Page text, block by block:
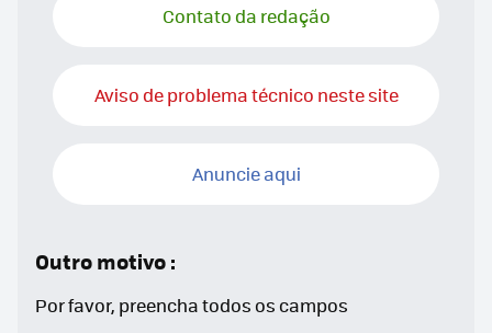
Contato da redação
Aviso de problema técnico neste site
Anuncie aqui
Outro motivo :
Por favor, preencha todos os campos